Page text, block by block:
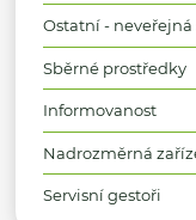
Ostatní - neveřejná
Sběrné prostředky
Informovanost
Nadrozměrná
Servisní gestoři